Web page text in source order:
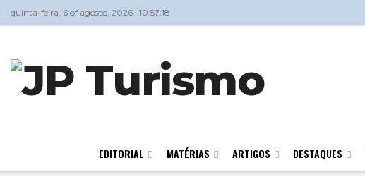
quinta-feira, 6 of agosto, 2026 | 10:57:18
EDITORIAL MATÉRIAS ARTIGOS DESTAQUES